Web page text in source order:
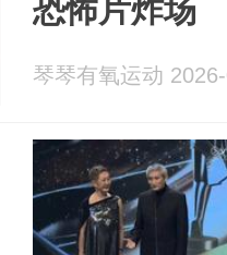
恐怖片炸场
琴琴有氧运动